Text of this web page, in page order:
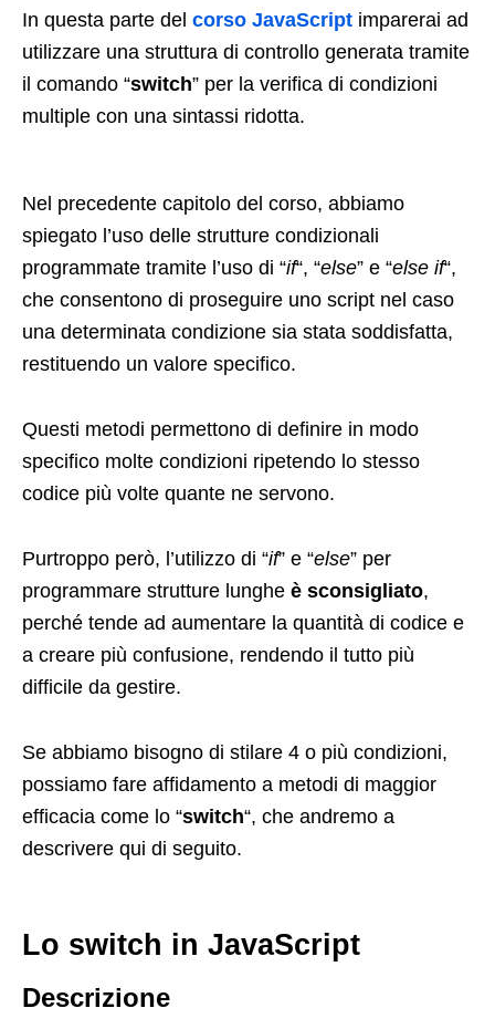
In questa parte del corso JavaScript imparerai ad
utilizzare una struttura di controllo generata tramite
il comando “switch” per la verifica di condizioni
multiple con una sintassi ridotta.
Nel precedente capitolo del corso, abbiamo
spiegato l’uso delle strutture condizionali
programmate tramite l’uso di “if“, “else” e “else if“,
che consentono di proseguire uno script nel caso
una determinata condizione sia stata soddisfatta,
restituendo un valore specifico.
Questi metodi permettono di definire in modo
specifico molte condizioni ripetendo lo stesso
codice più volte quante ne servono.
Purtroppo però, l’utilizzo di “if” e “else” per
programmare strutture lunghe è sconsigliato,
perché tende ad aumentare la quantità di codice e
a creare più confusione, rendendo il tutto più
difficile da gestire.
Se abbiamo bisogno di stilare 4 o più condizioni,
possiamo fare affidamento a metodi di maggior
efficacia come lo “switch“, che andremo a
descrivere qui di seguito.
Lo switch in JavaScript
Descrizione